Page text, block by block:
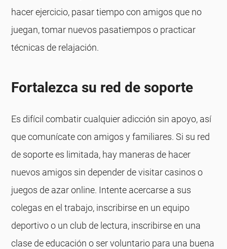
hacer ejercicio, pasar tiempo con amigos que no
juegan, tomar nuevos pasatiempos o practicar
técnicas de relajación.
Fortalezca su red de soporte
Es difícil combatir cualquier adicción sin apoyo, así
que comunícate con amigos y familiares. Si su red
de soporte es limitada, hay maneras de hacer
nuevos amigos sin depender de visitar casinos o
juegos de azar online. Intente acercarse a sus
colegas en el trabajo, inscribirse en un equipo
deportivo o un club de lectura, inscribirse en una
clase de educación o ser voluntario para una buena